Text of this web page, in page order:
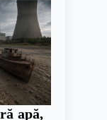
apă,